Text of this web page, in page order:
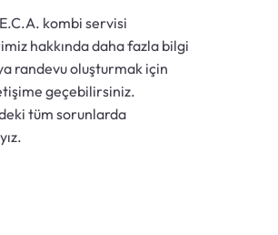
kombi servisi
hakkında daha fazla bilgi
randevu oluşturmak için
geçebilirsiniz.
tüm sorunlarda